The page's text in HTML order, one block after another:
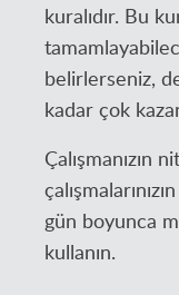
kuralıdır. Bu
belirlerseniz,
kadar çok
Çalışmanızın
gün boyunca
kullanın.